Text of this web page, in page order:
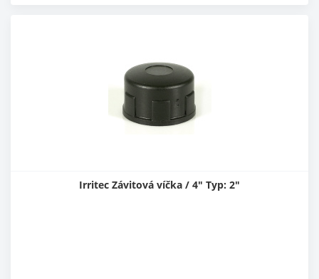
Irritec Závitová víčka / 4" Typ: 2"